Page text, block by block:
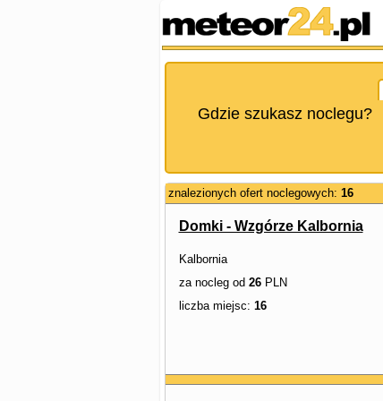
Gdzie szukasz noclegu?
znalezionych ofert noclegowych: 16
Domki - Wzgórze Kalbornia
Kalbornia
za nocleg od 26PLN
liczba miejsc: 16